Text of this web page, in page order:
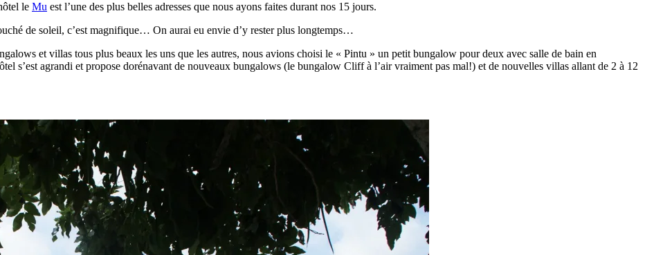
le Mu est l’une des plus belles adresses que nous ayons faites durant nos 15 jours.
de soleil, c’est magnifique… On aurai eu envie d’y rester plus longtemps…
et villas tous plus beaux les uns que les autres, nous avions choisi le « Pintu » un petit bungalow pour deux avec salle de bain en
s’est agrandi et propose dorénavant de nouveaux bungalows (le bungalow Cliff à l’air vraiment pas mal!) et de nouvelles villas allant de 2 à 12